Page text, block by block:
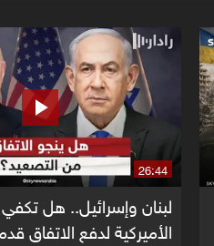
26:44
لبنان وإسرائيل.. هل
الأميركية لدفع الاتفاق